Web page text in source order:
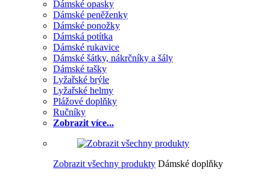
Dámské opasky
Dámské peněženky
Dámské ponožky
Dámská potítka
Dámské rukavice
Dámské šátky, nákrčníky a šály
Dámské tašky
Lyžařské brýle
Lyžařské helmy
Plážové doplňky
Ručníky
Zobrazit více...
Zobrazit všechny produkty Dámské doplňky